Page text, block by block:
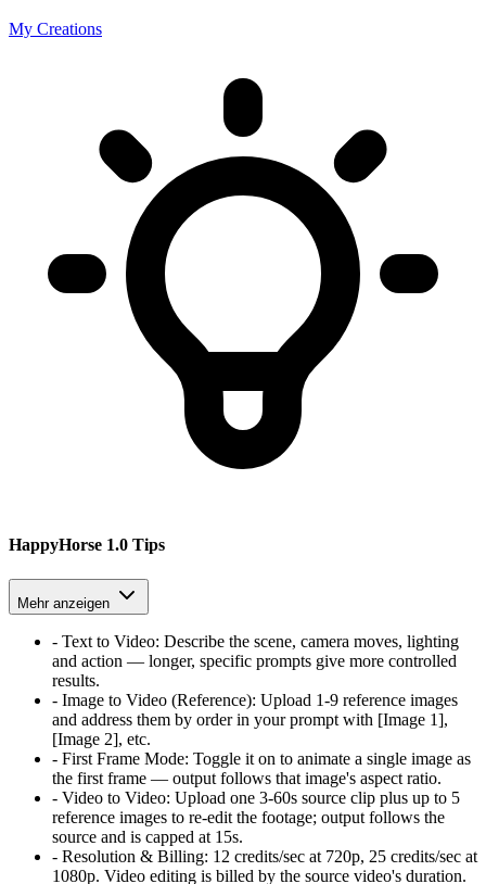
My Creations
HappyHorse 1.0 Tips
Mehr anzeigen
- Text to Video: Describe the scene, camera moves, lighting
and action — longer, specific prompts give more controlled
results.
- Image to Video (Reference): Upload 1-9 reference images
and address them by order in your prompt with [Image 1],
[Image 2], etc.
- First Frame Mode: Toggle it on to animate a single image as
the first frame — output follows that image's aspect ratio.
- Video to Video: Upload one 3-60s source clip plus up to 5
reference images to re-edit the footage; output follows the
source and is capped at 15s.
- Resolution & Billing: 12 credits/sec at 720p, 25 credits/sec at
1080p. Video editing is billed by the source video's duration.